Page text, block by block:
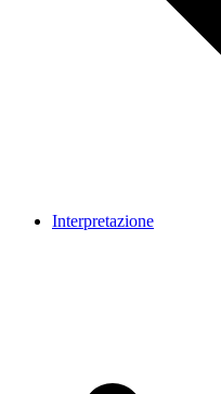
Interpretazione